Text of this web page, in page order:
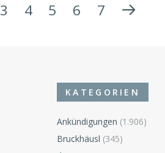
3 4 5 6 7
KATEGORIEN
Ankündigungen (1.906)
Bruckhäusl (345)